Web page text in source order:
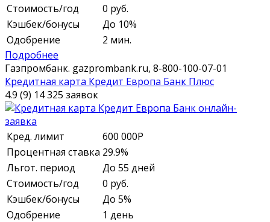
Стоимость/год
0 руб.
Кэшбек/бонусы
До 10%
Одобрение
2 мин.
Подробнее
Газпромбанк. gazprombank.ru, 8-800-100-07-01
Кредитная карта Кредит Европа Банк Плюс
4.9 (9) 14 325 заявок
Кред. лимит 600 000Р
Процентная ставка 29.9%
Льгот. период
До 55 дней
Стоимость/год
0 руб.
Кэшбек/бонусы
До 5%
Одобрение
1 день